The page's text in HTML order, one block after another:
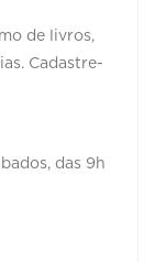
de livros,
Cadastre-
das 9h